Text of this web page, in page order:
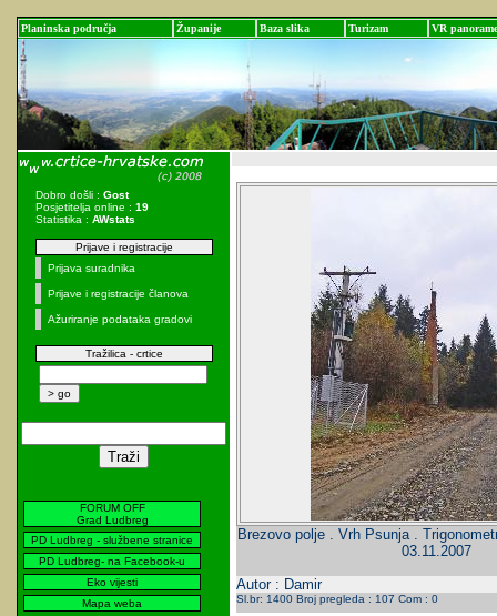
Planinska područja Županije Baza slika Turizam VR panorame
Dobro došli : Gost
Posjetitelja online : 19
Statistika : AWstats
Prijave i registracije
Prijava suradnika
Prijave i registracije članova
Ažuriranje podataka gradovi
Tražilica - crtice
FORUM OFF
Grad Ludbreg
PD Ludbreg - službene stranice
PD Ludbreg- na Facebook-u
Eko vijesti
Mapa weba
Brezovo polje . Vrh Psunja .
03.11.2007
Autor : Damir
Sl.br: 1400 Broj pregleda : 107 Com : 0